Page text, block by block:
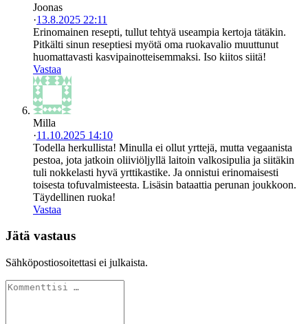
Joonas
·13.8.2025 22:11
Erinomainen resepti, tullut tehtyä useampia kertoja tätäkin.
Pitkälti sinun reseptiesi myötä oma ruokavalio muuttunut
huomattavasti kasvipainotteisemmaksi. Iso kiitos siitä!
Vastaa
Milla
·11.10.2025 14:10
Todella herkullista! Minulla ei ollut yrttejä, mutta vegaanista
pestoa, jota jatkoin oliiviöljyllä laitoin valkosipulia ja siitäkin
tuli nokkelasti hyvä yrttikastike. Ja onnistui erinomaisesti
toisesta tofuvalmisteesta. Lisäsin bataattia perunan joukkoon.
Täydellinen ruoka!
Vastaa
Jätä vastaus
Sähköpostiosoitettasi ei julkaista.